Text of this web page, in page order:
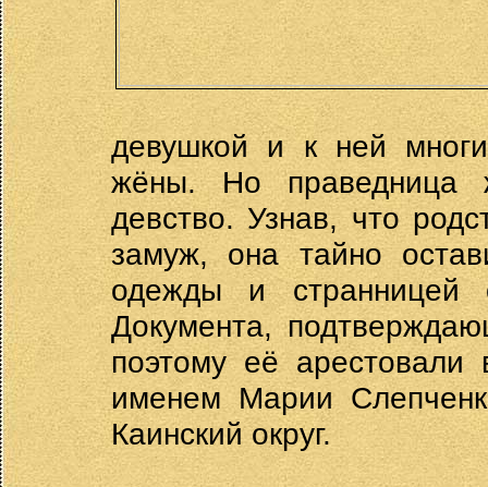
девушкой и к ней
жёны. Но праведница
девство. Узнав, что
замуж, она тайно
одежды и странницей
Документа,
поэтому её
именем Марии
Каинский округ.